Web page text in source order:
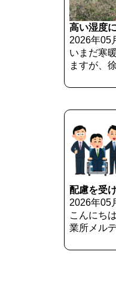
高い湿度
2026年05
いまだ寒
ますが、
配慮を受
2026年05
こんにち
業所メル